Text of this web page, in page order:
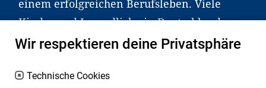
einem erfolgreichen Berufsleben. Viele
Kinder und Jugendliche in Deutschland
haben aber große Schwierigkeiten dabei.
an Familien sowie an Erzieher*innen,
Wir respektieren deine Privatsphäre
Technische Cookies